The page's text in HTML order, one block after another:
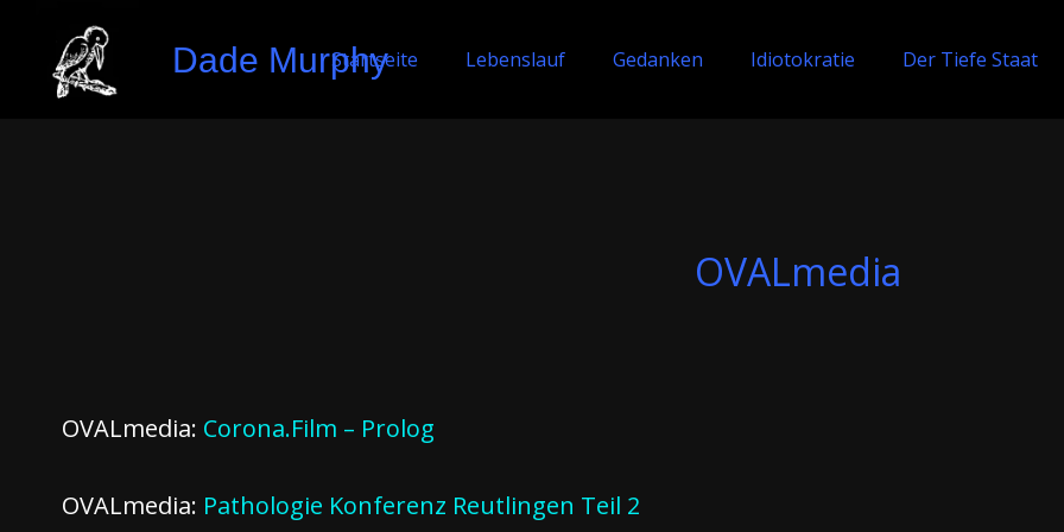
Dade Murphy
Startseite Lebenslauf Gedanken Idiotokratie Der Tiefe Staat
OVALmedia
OVALmedia: Corona.Film – Prolog
OVALmedia: Pathologie Konferenz Reutlingen Teil 2